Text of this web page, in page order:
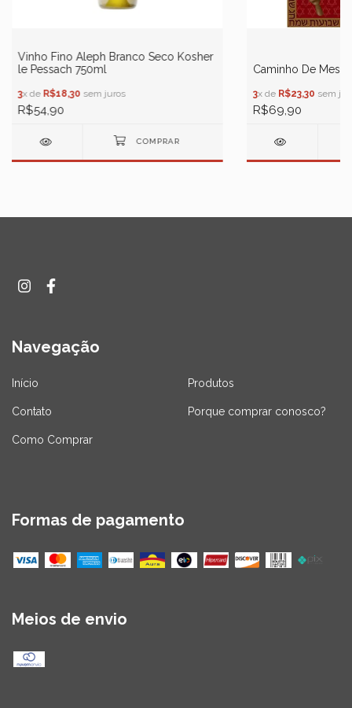
Vinho Fino Aleph Branco Seco Kosher
le Pessach 750ml
3x de R$18,30 sem juros
R$54,90
Caminho De Mesa
3x de R$23,30 sem
R$69,90
Navegação
Início Produtos
Contato Porque comprar conosco?
Como Comprar
Formas de pagamento
Meios de envio